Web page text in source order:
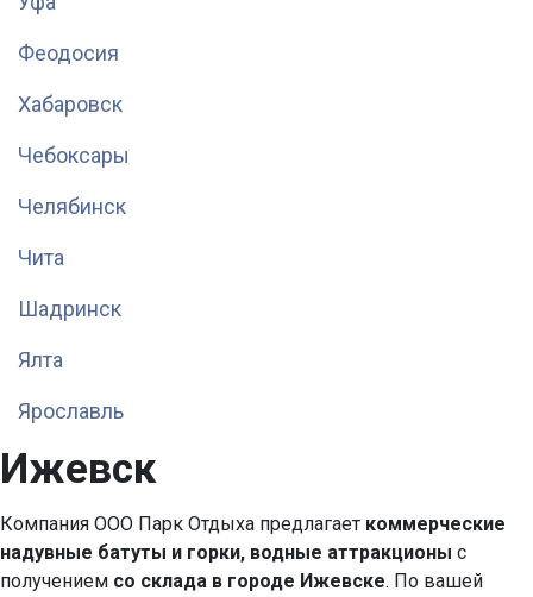
Феодосия
Хабаровск
Чебоксары
Челябинск
Чита
Шадринск
Ялта
Ярославль
Ижевск
Компания ООО Парк Отдыха предлагает коммерческие
надувные батуты и горки, водные аттракционы с
получением со склада в городе Ижевске. По вашей